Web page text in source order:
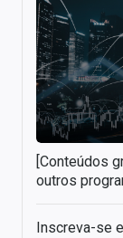
[Conteúdos
outros
Inscreva-se